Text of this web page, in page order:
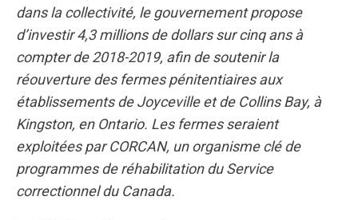
dans la collectivité, le gouvernement propose
d’investir 4,3 millions de dollars sur cinq ans à
compter de 2018-2019, afin de soutenir la
réouverture des fermes pénitentiaires aux
établissements de Joyceville et de Collins Bay, à
Kingston, en Ontario. Les fermes seraient
exploitées par CORCAN, un organisme clé de
programmes de réhabilitation du Service
correctionnel du Canada.